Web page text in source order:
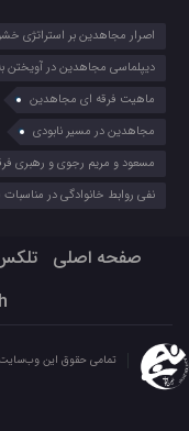
اصرار مجاهدین بر استراتژی
دیپلماسی مجاهدین در آویختن
ماهیت فرقه ای مجاهدین
مجاهدین در مسیر نابودی
مسعود و مریم رجوی و رهبری
نفی روابط خانوادگی در
صفحه اصلی
تمامی حقوق این